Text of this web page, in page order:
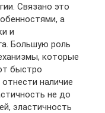
Связано это
а
и
Большую роль
которые
быстро
наличие
не до
эластичность